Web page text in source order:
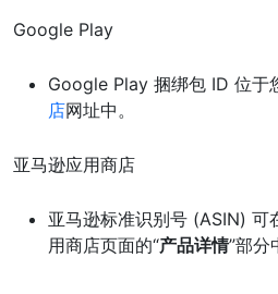
Google Play
Google Play 捆绑包 ID 位于
店网址中。
亚马逊应用商店
亚马逊标准识别号 (ASIN) 可
用商店页面的“产品详情”部分